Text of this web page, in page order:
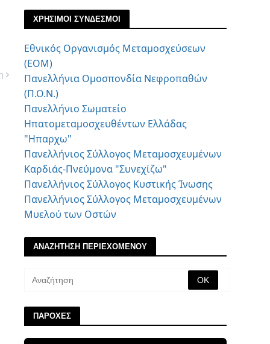
ΧΡΗΣΙΜΟΙ ΣΥΝΔΕΣΜΟΙ
Εθνικός Οργανισμός Μεταμοσχεύσεων
(ΕΟΜ)
Πανελλήνια Ομοσπονδία Νεφροπαθών
(Π.Ο.Ν.)
Πανελλήνιο Σωματείο
Ηπατομεταμοσχευθέντων Ελλάδας
"Ηπαρχω"
Πανελλήνιος Σύλλογος Μεταμοσχευμένων
Καρδιάς-Πνεύμονα "Συνεχίζω"
Πανελλήνιος Σύλλογος Κυστικής Ίνωσης
Πανελλήνιος Σύλλογος Μεταμοσχευμένων
Μυελού των Οστών
ΑΝΑΖΗΤΗΣΗ ΠΕΡΙΕΧΟΜΕΝΟΥ
ΠΑΡΟΧΕΣ